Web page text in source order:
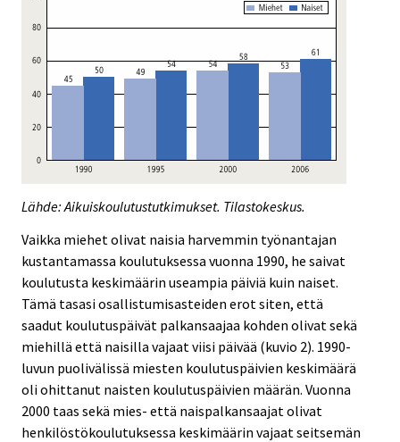
Lähde: Aikuiskoulutustutkimukset. Tilastokeskus.
Vaikka miehet olivat naisia harvemmin työnantajan
kustantamassa koulutuksessa vuonna 1990, he saivat
koulutusta keskimäärin useampia päiviä kuin naiset.
Tämä tasasi osallistumisasteiden erot siten, että
saadut koulutuspäivät palkansaajaa kohden olivat sekä
miehillä että naisilla vajaat viisi päivää (kuvio 2). 1990-
luvun puolivälissä miesten koulutuspäivien keskimäärä
oli ohittanut naisten koulutuspäivien määrän. Vuonna
2000 taas sekä mies- että naispalkansaajat olivat
henkilöstökoulutuksessa keskimäärin vajaat seitsemän